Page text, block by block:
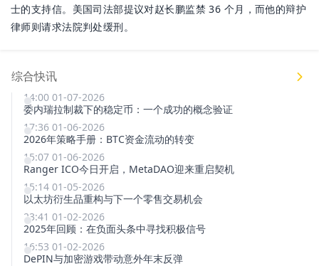
士的支持信。美国司法部提议对赵长鹏监禁 36 个月，而他的辩护
律师则请求法院判处缓刑。
综合快讯
14:00 01-07-2026
委内瑞拉制裁下的稳定币：一个成功的概念验证
17:36 01-06-2026
2026年策略手册：BTC资金流动的转变
15:07 01-06-2026
Ranger ICO今日开启，MetaDAO迎来重启契机
15:14 01-05-2026
以太坊衍生品重构与下一个零售交易机会
23:41 01-02-2026
2025年回顾：在负面头条中寻找积极信号
16:53 01-02-2026
DePIN与加密游戏带动意外年末反弹